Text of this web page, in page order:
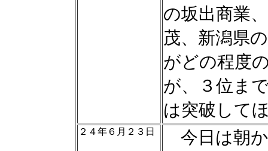
の坂出商業
茂、新潟県
がどの程度
が、３位ま
は突破して
２４年６月２３日
今日は朝